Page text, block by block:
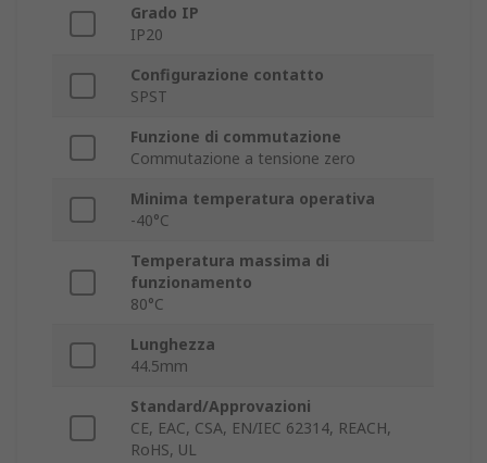
Grado IP
IP20
Configurazione contatto
SPST
Funzione di commutazione
Commutazione a tensione zero
Minima temperatura operativa
-40°C
Temperatura massima di
funzionamento
80°C
Lunghezza
44.5mm
Standard/Approvazioni
CE, EAC, CSA, EN/IEC 62314, REACH,
RoHS, UL